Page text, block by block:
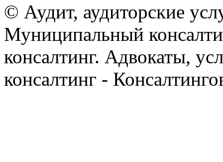
© Аудит, аудиторские
Муниципальный
консалтинг. Адвокаты,
консалтинг -